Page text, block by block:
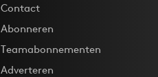
Contact
Abonneren
Teamabonnementen
Adverteren